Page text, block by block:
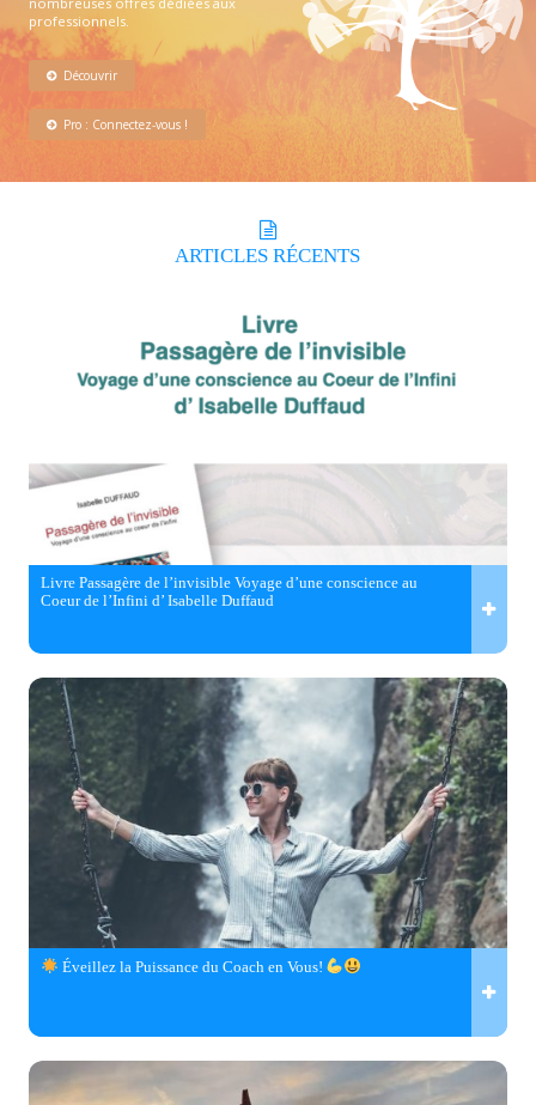
professionnels.
Découvrir
Pro : Connectez-vous !
ARTICLES RÉCENTS
Livre Passagère de l’invisible Voyage d’une conscience au
Coeur de l’Infini d’ Isabelle Duffaud
Éveillez la Puissance du Coach en Vous!